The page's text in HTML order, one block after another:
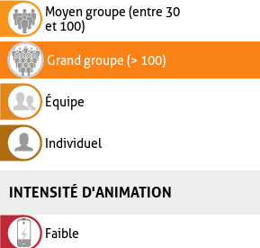
Moyen groupe (entre 30
et 100)
Grand groupe (> 100)
Équipe
Individuel
INTENSITÉ D'ANIMATION
Faible